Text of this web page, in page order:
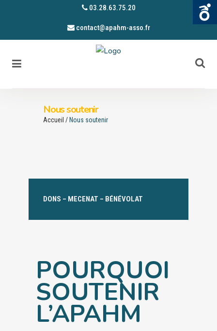
03.28.63.75.20
contact@apahm-asso.fr
Nous soutenir
Accueil / Nous soutenir
DONS – MECENAT – BÉNÉVOLAT
POURQUOI
SOUTENIR
L’APAHM